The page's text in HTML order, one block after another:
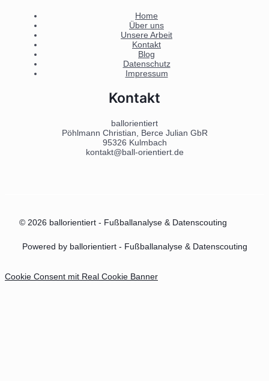
Home
Über uns
Unsere Arbeit
Kontakt
Blog
Datenschutz
Impressum
Kontakt
ballorientiert
Pöhlmann Christian, Berce Julian GbR
95326 Kulmbach
kontakt@ball-orientiert.de
© 2026 ballorientiert - Fußballanalyse & Datenscouting
Powered by ballorientiert - Fußballanalyse & Datenscouting
Cookie Consent mit Real Cookie Banner